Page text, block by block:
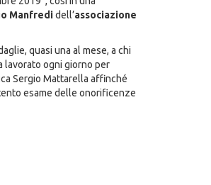
Manfredidell’associazione
quasi una al mese, a chi
lavorato ogni giorno per
Sergio Mattarella affinché
esame delle onorificenze